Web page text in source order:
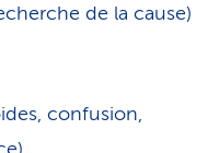
de la cause)
confusion,